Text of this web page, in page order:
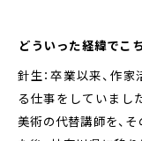
――どういった経緯で
針生：卒業以来、作
る仕事をしていまし
美術の代替講師を、